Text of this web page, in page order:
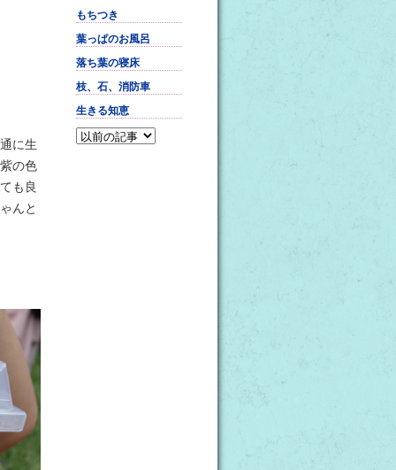
に生
の色
も良
んと
もちつき
葉っぱのお風呂
落ち葉の寝床
枝、石、消防車
生きる知恵